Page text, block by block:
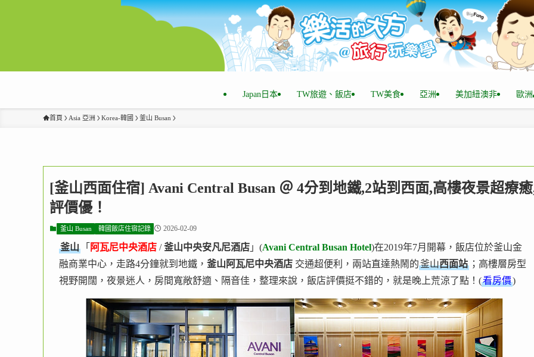
Japan日本 TW旅遊、飯店 TW美食 亞洲 美加紐澳非 歐洲
首頁 Asia 亞洲 Korea-韓國 釜山 Busan
[釜山西面住宿] Avani Central Busan ＠ 4分到地鐵,2站到西面,高樓夜景超療
評價優！
釜山 Busan 韓國飯店住宿記錄 2026-02-09
釜山 「 阿瓦尼中央酒店 /釜山中央安凡尼酒店 」(Avani Central Busan Hotel)在2019年7月開幕，飯店位於釜山金
融商業中心，走路4分鐘就到地鐵， 釜山阿瓦尼中央酒店 交通超便利，兩站直達熱鬧的釜山西面站 ；高樓層房型
視野開闊，夜景迷人，房間寬敞舒適、隔音佳，整理來說，飯店評價挺不錯的，就是晚上荒涼了點！(看房價)